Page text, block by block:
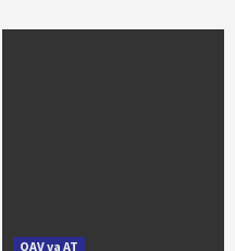
OAV va AT